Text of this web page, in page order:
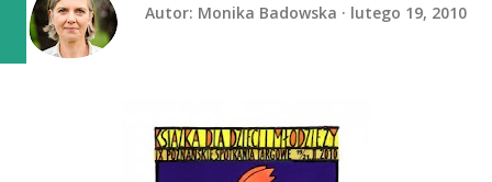
Autor: Monika Badowska lutego 19, 2010